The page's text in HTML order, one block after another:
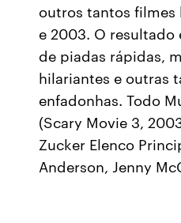
outros tantos filmes
e 2003. O resultado
de piadas rápidas,
hilariantes e outras
enfadonhas. Todo
(Scary Movie 3,
Zucker Elenco
Anderson, Jenny